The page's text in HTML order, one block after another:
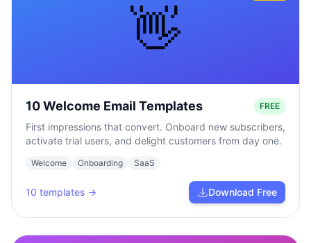
👋
10 Welcome Email Templates FREE
First impressions that convert. Onboard new subscribers,
activate trial users, and delight customers from day one.
Welcome Onboarding SaaS
10 templates → Download Free